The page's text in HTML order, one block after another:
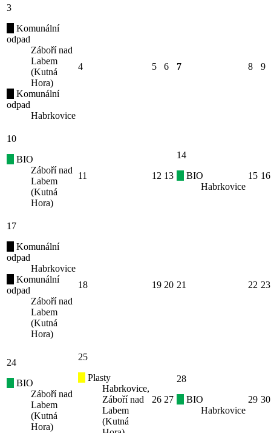
3
Komunální
odpad
Záboří nad
Labem
(Kutná
Hora)
Komunální
odpad
Habrkovice
4 5 6 7 8 9
10
BIO
Záboří nad
Labem
(Kutná
Hora)
11 12 13
14
BIO
Habrkovice
15 16
17
Komunální
odpad
Habrkovice
Komunální
odpad
Záboří nad
Labem
(Kutná
Hora)
18 19 20 21 22 23
24
BIO
Záboří nad
Labem
(Kutná
Hora)
25
Plasty
Habrkovice,
Záboří nad
Labem
(Kutná
26 27
28
BIO
Habrkovice
29 30